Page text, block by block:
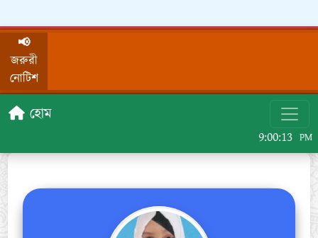
📢
জরুরী
নোটিশ
হোম
9:00:13 PM